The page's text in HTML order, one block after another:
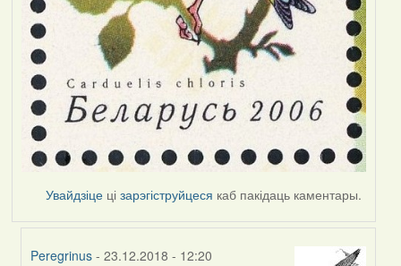
Увайдзіце цізарэгіструйцеся каб пакідаць каментары.
Peregrinus - 23.12.2018 - 12:20